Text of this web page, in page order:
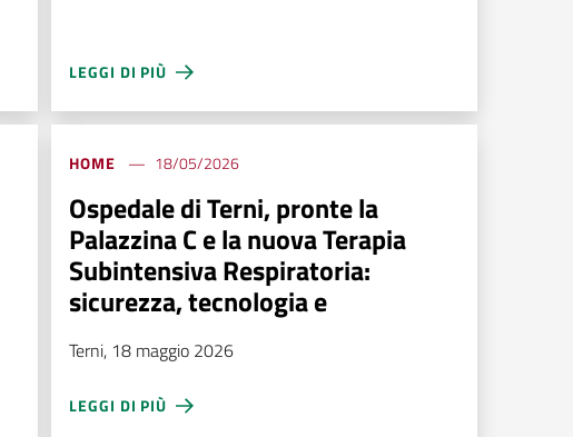
LEGGI DI PIÙ
HOME 18/05/2026
Ospedale di Terni, pronte la
Palazzina C e la nuova Terapia
Subintensiva Respiratoria:
sicurezza, tecnologia e
Terni, 18 maggio 2026
LEGGI DI PIÙ